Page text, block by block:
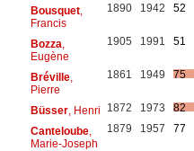
Bousquet,
Francis
1890 1942 52
Bozza
Eugène
1905 1991 51
Bréville,
Pierre
1861 1949 75
Büsser, Henri 1872 1973
82
Canteloube,
Marie-Joseph
1879 1957 77